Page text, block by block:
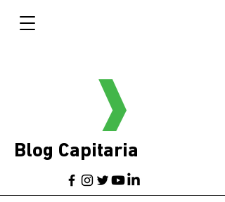
Blog Capitaria